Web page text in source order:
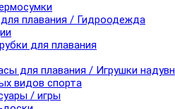
плавания / Гидроодежда
для плавания
для плавания / Игрушки
видов спорта
/ игры